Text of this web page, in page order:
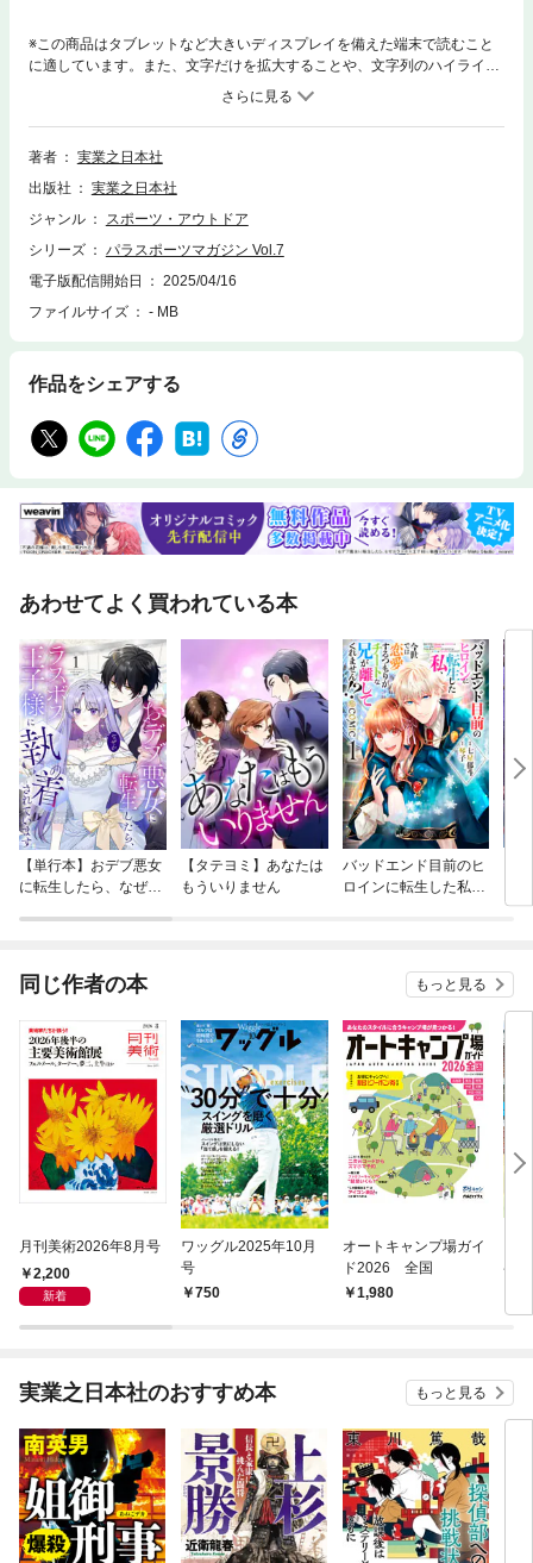
※この商品はタブレットなど大きいディスプレイを備えた端末で読むこと
に適しています。また、文字だけを拡大することや、文字列のハイライ
ト、検索、辞書の参照、引用などの機能が使用できません。※この商品は
紙の書籍のページを画像にした電子書籍です。文字だけを拡大することは
できません。※本書は不定期刊行のムック本シリーズです。一部電子書籍
化していない号もございます。※収録の内容は、執筆年代および執筆当時
イフスタイルマガジン『パラスポーツマガジン』。Vol.7のテーマは「動
け！パラスポーツ」。巻頭特集には、パラサポスペシャルサポーターの香
た。パラスポーツに関わる人なら誰もが元気をもらえる、とってもいいお
話です。このほかにも読み応えたっぷりの記事を満載した『パラスポーツ
マガジンVol.7』をぜひお読みください!【おもなコンテンツ】巻頭特集●香
取慎吾さん独占インタビュー「僕はずーっとパラスポーツ・サポータ
ーツへの想いを語ります。特集●パラアスリートを支える人々ボッチャア
ーチャー特集●障がい者のための防災方法地震、水害などに備え、障がい
者が知っておくべき知識を総力特集and more!パラスポーツの独自ルールC
大谷桃子（車いすテニス）［大学生が企画＆編集！］ 河合純一×上智大
学GoBeyond障がい者スポーツ支援のいま サントリーホールディングス
株式会社岡山から世界へ――WACが描く東京パラの先eスポーツ×障がい
著者
実業之日本社
出版社
実業之日本社
ジャンル
スポーツ・アウトドア
シリーズ
パラスポーツマガジン Vol.7
電子版配信開始日
2025/04/16
ファイルサイズ
- MB
作品をシェアする
あわせてよく買われている本
【単行本】おデブ悪女
に転生したら、なぜか
【タテヨミ】あなたは
もういりません
バッドエンド目前のヒ
ロインに転生した私、
同じ作者の本 もっと見る
月刊美術2026年8月号
2,200
新着
ワッグル2025年10月
号
750
オートキャンプ場ガイ
ド2026 全国
1,980
ペ
～
実業之日本社のおすすめ本 もっと見る